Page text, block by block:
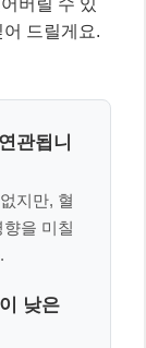
드릴게요.
관됩니
지만, 혈
을 미칠
낮은